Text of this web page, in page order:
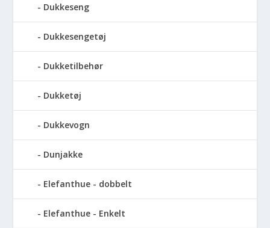
Dukkeseng
Dukkesengetøj
Dukketilbehør
Dukketøj
Dukkevogn
Dunjakke
Elefanthue - dobbelt
Elefanthue - Enkelt